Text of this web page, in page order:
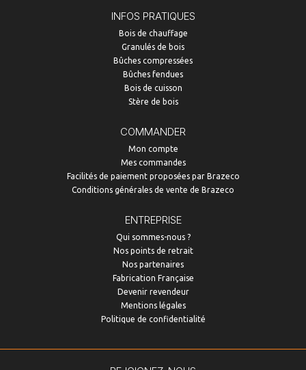
INFOS PRATIQUES
Bois de chauffage
Granulés de bois
Bûches compressées
Bûches fendues
Bois de cuisson
Stère de bois
COMMANDER
Mon compte
Mes commandes
Facilités de paiement proposées par Brazeco
Conditions générales de vente de Brazeco
ENTREPRISE
Qui sommes-nous ?
Nos points de retrait
Nos partenaires
Fabrication Française
Devenir revendeur
Mentions légales
Politique de confidentialité